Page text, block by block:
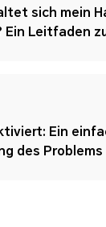
sich mein
Ein Leitfaden
Ein
des Problems